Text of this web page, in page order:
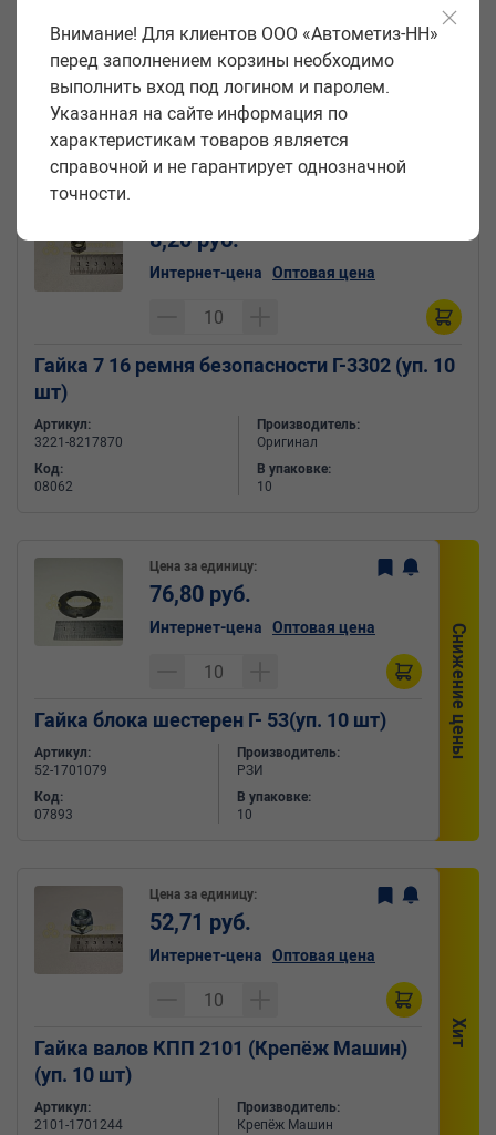
Гайка 7 16 ремня безопасности (БелЗАН)(уп.
10 шт)
Артикул:
21020-3920120-008
Код:
Производитель:
БелЗАН
В упаковке:
Гайка 7 16 ремня безопасности Г-3302 (уп. 10
шт)
Артикул:
3221-8217870
Код:
08062
Производитель:
Оригинал
В упаковке:
10
8,20 руб.
Интернет-цена Оптовая цена
Снижение цены
Гайка блока шестерен Г- 53(уп. 10 шт)
Артикул:
52-1701079
Код:
07893
Производитель:
РЗИ
В упаковке:
10
Цена за единицу:
76,80 руб.
Интернет-цена Оптовая цена
Хит
Гайка валов КПП 2101 (Крепёж Машин)
(уп. 10 шт)
Артикул:
2101-1701244
Производитель:
Крепёж Машин
Цена за единицу:
52,71 руб.
Интернет-цена Оптовая цена
Внимание! Для клиентов ООО «Автометиз-НН»
перед заполнением корзины необходимо
выполнить вход под логином и паролем.
Указанная на сайте информация по
характеристикам товаров является
справочной и не гарантирует однозначной
точности.